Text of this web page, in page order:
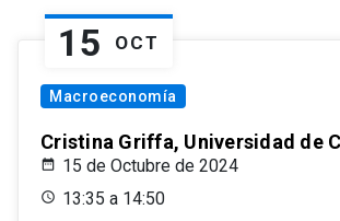
15 OCT
Macroeconomía
Cristina Griffa, Universidad de
15 de Octubre de 2024
13:35 a 14:50